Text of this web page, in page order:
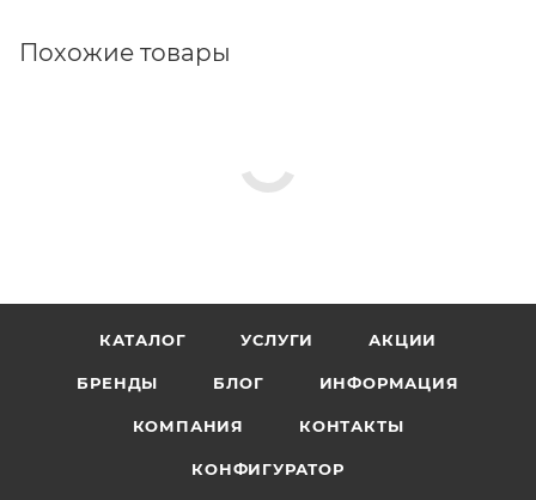
Похожие товары
КАТАЛОГ УСЛУГИ АКЦИИ
БРЕНДЫ БЛОГ ИНФОРМАЦИЯ
КОМПАНИЯ КОНТАКТЫ
КОНФИГУРАТОР